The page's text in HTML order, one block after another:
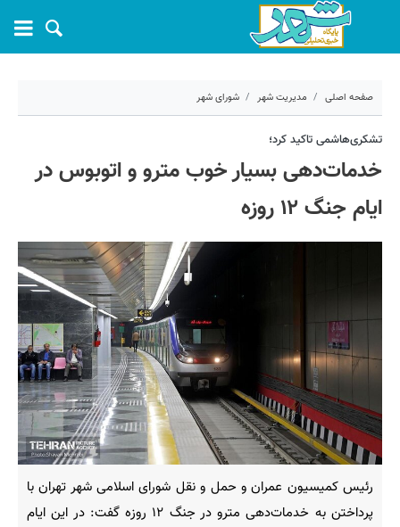
صفحه اصلی مدیریت شهر شورای شهر
۱۲ تیر ۱۴۰۴ - ۱۱:۵۶
کد مطلب:69962
تشکری‌هاشمی تاکید کرد؛
خدمات‌دهی بسیار خوب مترو و اتوبوس در
ایام جنگ ۱۲ روزه
رئیس کمیسیون عمران و حمل و نقل شورای اسلامی شهر تهران با
پرداختن به خدمات‌دهی مترو در جنگ ۱۲ روزه گفت: در این ایام